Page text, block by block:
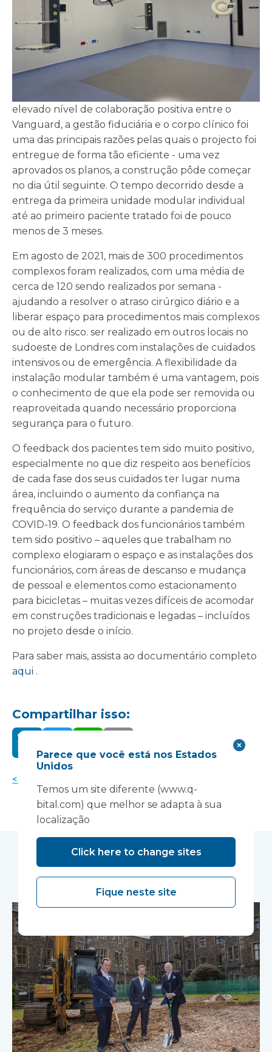
elevado nível de colaboração positiva entre o
Vanguard, a gestão fiduciária e o corpo clínico foi
uma das principais razões pelas quais o projecto foi
entregue de forma tão eficiente - uma vez
aprovados os planos, a construção pôde começar
no dia útil seguinte. O tempo decorrido desde a
entrega da primeira unidade modular individual
até ao primeiro paciente tratado foi de pouco
menos de 3 meses.
Em agosto de 2021, mais de 300 procedimentos
complexos foram realizados, com uma média de
cerca de 120 sendo realizados por semana -
ajudando a resolver o atraso cirúrgico diário e a
liberar espaço para procedimentos mais complexos
ou de alto risco. ser realizado em outros locais no
sudoeste de Londres com instalações de cuidados
intensivos ou de emergência. A flexibilidade da
instalação modular também é uma vantagem, pois
o conhecimento de que ela pode ser removida ou
reaproveitada quando necessário proporciona
segurança para o futuro.
O feedback dos pacientes tem sido muito positivo,
especialmente no que diz respeito aos benefícios
de cada fase dos seus cuidados ter lugar numa
área, incluindo o aumento da confiança na
frequência do serviço durante a pandemia de
COVID-19. O feedback dos funcionários também
tem sido positivo – aqueles que trabalham no
complexo elogiaram o espaço e as instalações dos
funcionários, com áreas de descanso e mudança
de pessoal e elementos como estacionamento
para bicicletas – muitas vezes difíceis de acomodar
em construções tradicionais e legadas – incluídos
no projeto desde o início.
Para saber mais, assista ao documentário completo
aqui .
Compartilhar isso:
< Voltar para notícias
Você pode gostar...
Parece que você está nos Estados
Unidos
Temos um site diferente (www.q-
bital.com) que melhor se adapta à sua
localização
Click here to change sites
Fique neste site